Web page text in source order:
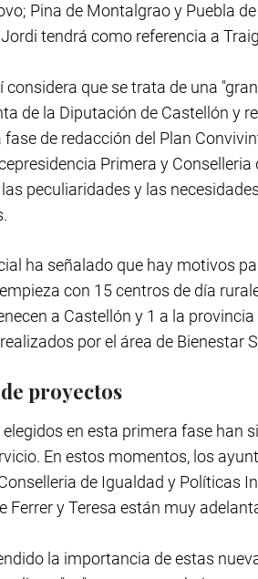
Pina de Montalgrao y Puebla
tendrá como referencia a
considera que se trata de una
de la Diputación de Castellón y
fase de redacción del Plan
Primera y
peculiaridades y las
ha señalado que hay motivos
con 15 centros de día
a Castellón y 1 a la
por el área de Bienestar
proyectos
en esta primera fase han
En estos momentos, los
de Igualdad y Políticas
Ferrer y Teresa están muy
la importancia de estas